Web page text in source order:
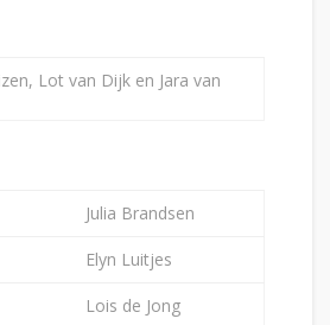
Lot van Dijk en Jara van
Julia Brandsen
Elyn Luitjes
Lois de Jong